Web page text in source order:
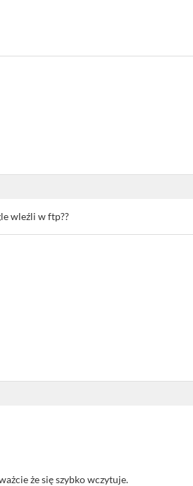
wleźli w ftp??
że się szybko wczytuje.